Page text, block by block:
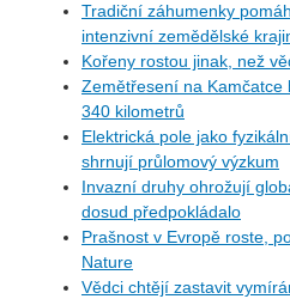
Tradiční záhumenky
intenzivní zemědělské
Kořeny rostou jinak, než
Zemětřesení na Kamčatce
340 kilometrů
Elektrická pole jako
shrnují průlomový výzkum
Invazní druhy ohrožují
dosud předpokládalo
Prašnost v Evropě roste,
Nature
Vědci chtějí zastavit